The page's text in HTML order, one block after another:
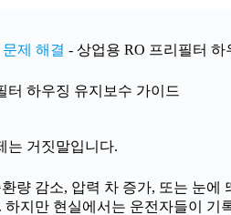
제 해결 - 상업용 RO 프리필터 하
터 하우징 유지보수 가이드
는 거짓말입니다.
량 감소, 압력 차 증가, 또는 눈
하지만 현실에서는 운전자들이 기